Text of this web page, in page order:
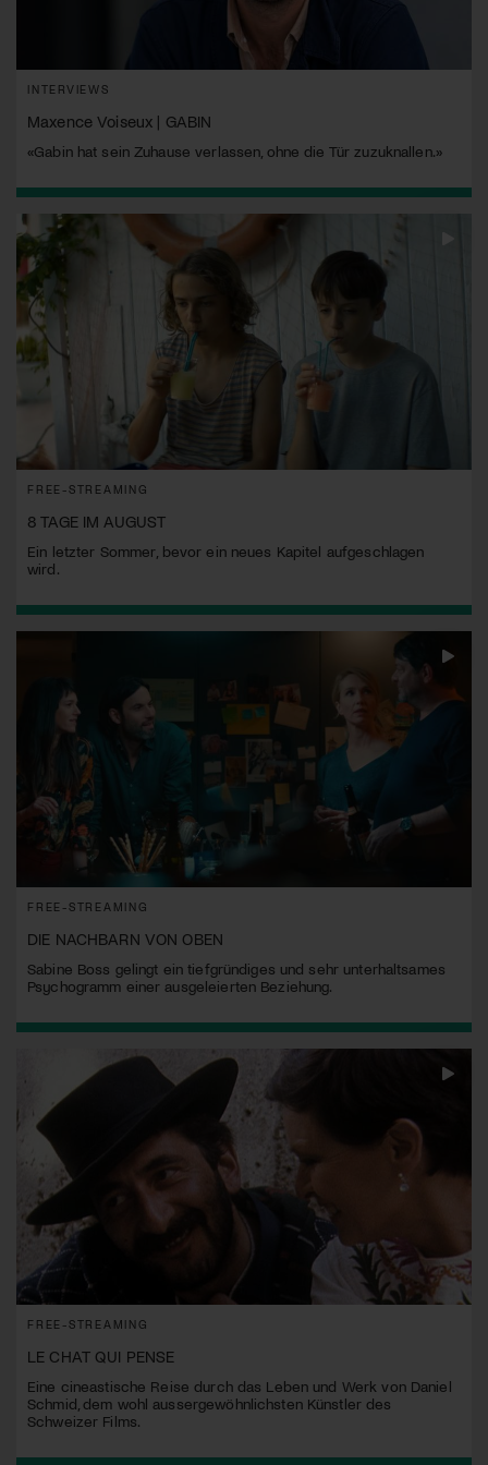
INTERVIEWS
Maxence Voiseux | GABIN
«Gabin hat sein Zuhause verlassen, ohne die Tür zuzuknallen.»
FREE-STREAMING
8 TAGE IM AUGUST
Ein letzter Sommer, bevor ein neues Kapitel aufgeschlagen
wird.
FREE-STREAMING
DIE NACHBARN VON OBEN
Sabine Boss gelingt ein tiefgründiges und sehr unterhaltsames
Psychogramm einer ausgeleierten Beziehung.
FREE-STREAMING
LE CHAT QUI PENSE
Eine cineastische Reise durch das Leben und Werk von Daniel
Schmid, dem wohl aussergewöhnlichsten Künstler des
Schweizer Films.